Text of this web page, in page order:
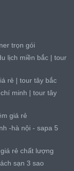
trọn gói
lịch miền bắc | tour
rẻ | tour tây bắc
minh | tour tây
giá rẻ
-hà nội - sapa 5
rẻ chất lượng
sạn 3 sao